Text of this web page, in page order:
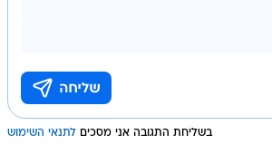
בשליחת התגובה אני מסכים לתנאי השימוש